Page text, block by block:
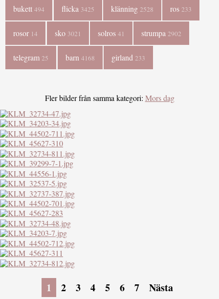
bukett494 flicka 3425 klänning 2528 ros 233
rosor 14 sko 3021 solros 41 strumpa 2902
telegram 25 barn 4168 girland 233
Fler bilder från samma kategori: Mors dag
1 2 3 4 5 6 7 Nästa